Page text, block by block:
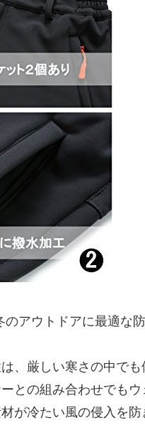
のアウトドアに最適な
、厳しい寒さの中でも
との組み合わせでも
が冷たい風の侵入を